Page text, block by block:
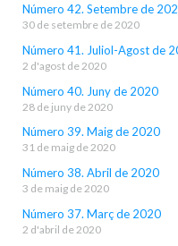
Número 42. Setembre de
30 de setembre de 2020
Número 41. Juliol-Agost de
2 d'agost de 2020
Número 40. Juny de 2020
28 de juny de 2020
Número 39. Maig de 2020
31 de maig de 2020
Número 38. Abril de 2020
3 de maig de 2020
Número 37. Març de 2020
2 d'abril de 2020